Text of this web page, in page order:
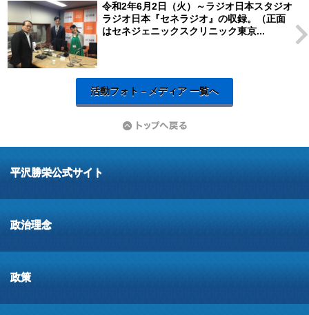
令和2年6月2日（火）～ラジオ日本スタジオ
ラジオ日本『セネラジオ』の収録。（正面
はセネジェニックスクリニック東京...
活動フォト－メディア 一覧へ
平沢勝栄公式サイト
政治理念
政策